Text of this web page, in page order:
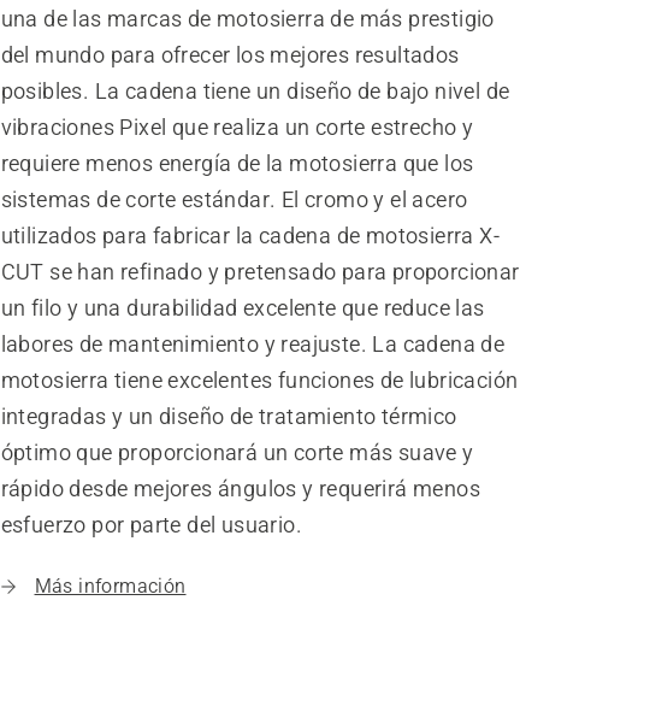
una de las marcas de motosierra de más prestigio
del mundo para ofrecer los mejores resultados
posibles. La cadena tiene un diseño de bajo nivel de
vibraciones Pixel que realiza un corte estrecho y
requiere menos energía de la motosierra que los
sistemas de corte estándar. El cromo y el acero
utilizados para fabricar la cadena de motosierra X-
CUT se han refinado y pretensado para proporcionar
un filo y una durabilidad excelente que reduce las
labores de mantenimiento y reajuste. La cadena de
motosierra tiene excelentes funciones de lubricación
integradas y un diseño de tratamiento térmico
óptimo que proporcionará un corte más suave y
rápido desde mejores ángulos y requerirá menos
esfuerzo por parte del usuario.
Más información